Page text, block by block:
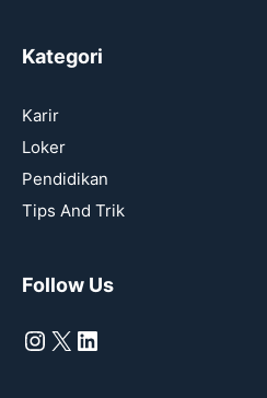
Kategori
Karir
Loker
Pendidikan
Tips And Trik
Follow Us
Instagram
X LinkedIn